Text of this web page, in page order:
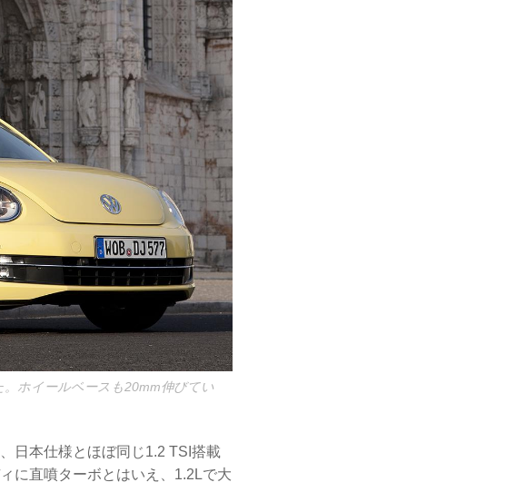
ホイールベースも20mm伸びてい
日本仕様とほぼ同じ1.2 TSI搭載
に直噴ターボとはいえ、1.2Lで大